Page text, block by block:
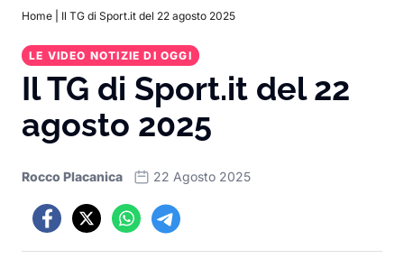
Home Il TG di Sport.it del 22 agosto 2025
LE VIDEO NOTIZIE DI OGGI
Il TG di Sport.it del 22
agosto 2025
Rocco Placanica 22 Agosto 2025